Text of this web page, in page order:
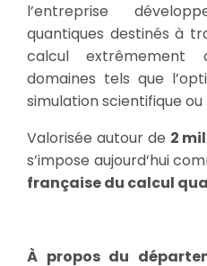
l’entreprise
quantiques destinés à
calcul extrêmement
domaines tels que
simulation scientifique ou
Valorisée autour de 2
s’impose aujourd’hui
française du calcul
À propos du